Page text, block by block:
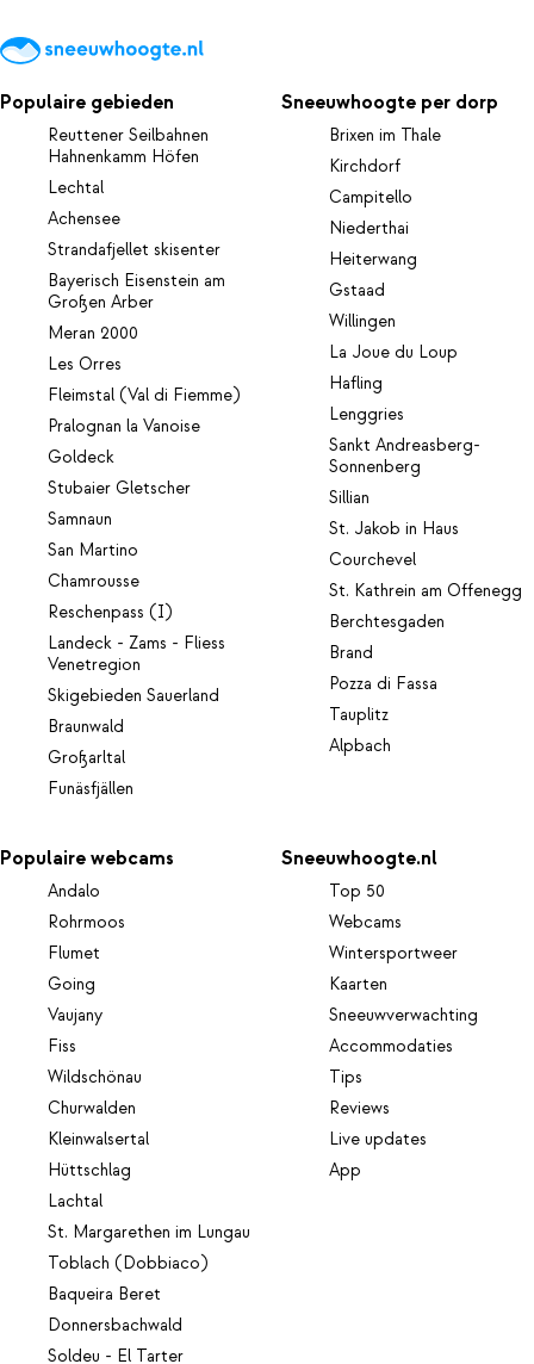
Populaire gebieden
Reuttener Seilbahnen
Hahnenkamm Höfen
Lechtal
Achensee
Strandafjellet skisenter
Bayerisch Eisenstein am
Großen Arber
Meran 2000
Les Orres
Fleimstal (Val di Fiemme)
Pralognan la Vanoise
Goldeck
Stubaier Gletscher
Samnaun
San Martino
Chamrousse
Reschenpass (I)
Landeck - Zams - Fliess
Venetregion
Skigebieden Sauerland
Braunwald
Großarltal
Funäsfjällen
Sneeuwhoogte per dorp
Brixen im Thale
Kirchdorf
Campitello
Niederthai
Heiterwang
Gstaad
Willingen
La Joue du Loup
Hafling
Lenggries
Sankt Andreasberg-
Sonnenberg
Sillian
St. Jakob in Haus
Courchevel
St. Kathrein am Offenegg
Berchtesgaden
Brand
Pozza di Fassa
Tauplitz
Alpbach
Populaire webcams
Andalo
Rohrmoos
Flumet
Going
Vaujany
Fiss
Wildschönau
Churwalden
Kleinwalsertal
Hüttschlag
Lachtal
St. Margarethen im Lungau
Toblach (Dobbiaco)
Baqueira Beret
Donnersbachwald
Soldeu - El Tarter
Sneeuwhoogte.nl
Top 50
Webcams
Wintersportweer
Kaarten
Sneeuwverwachting
Accommodaties
Tips
Reviews
Live updates
App